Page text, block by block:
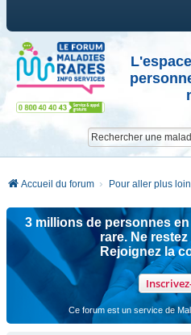
Accueil du forum Pour aller plus loin
3 millions de personnes
rare. Ne
Rejoignez la
Ce forum est un service de